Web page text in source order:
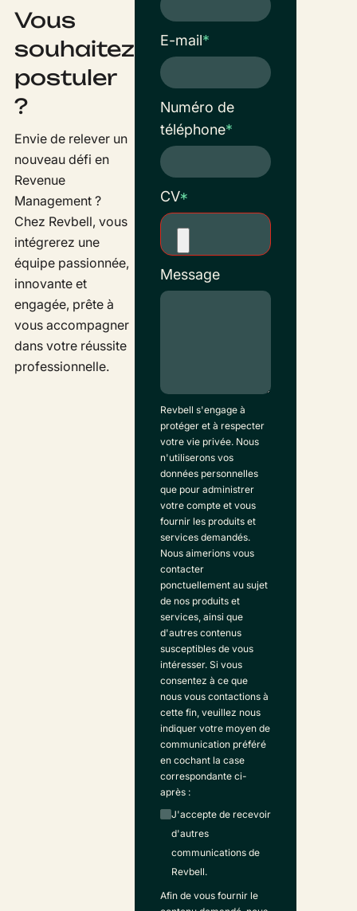
Vous
souhaitez
postuler
?
Envie de relever un
nouveau défi en
Revenue
Management ?
Chez Revbell, vous
intégrerez une
équipe passionnée,
innovante et
engagée, prête à
vous accompagner
dans votre réussite
professionnelle.
E-mail*
Numéro de
téléphone*
CV*
Message
Revbell s'engage à
protéger et à respecter
votre vie privée. Nous
n'utiliserons vos
données personnelles
que pour administrer
votre compte et vous
fournir les produits et
services demandés.
Nous aimerions vous
contacter
ponctuellement au sujet
de nos produits et
services, ainsi que
d'autres contenus
susceptibles de vous
intéresser. Si vous
consentez à ce que
nous vous contactions à
cette fin, veuillez nous
indiquer votre moyen de
communication préféré
en cochant la case
correspondante ci-
après :
J'accepte de recevoir
d'autres
communications de
Revbell.
Afin de vous fournir le